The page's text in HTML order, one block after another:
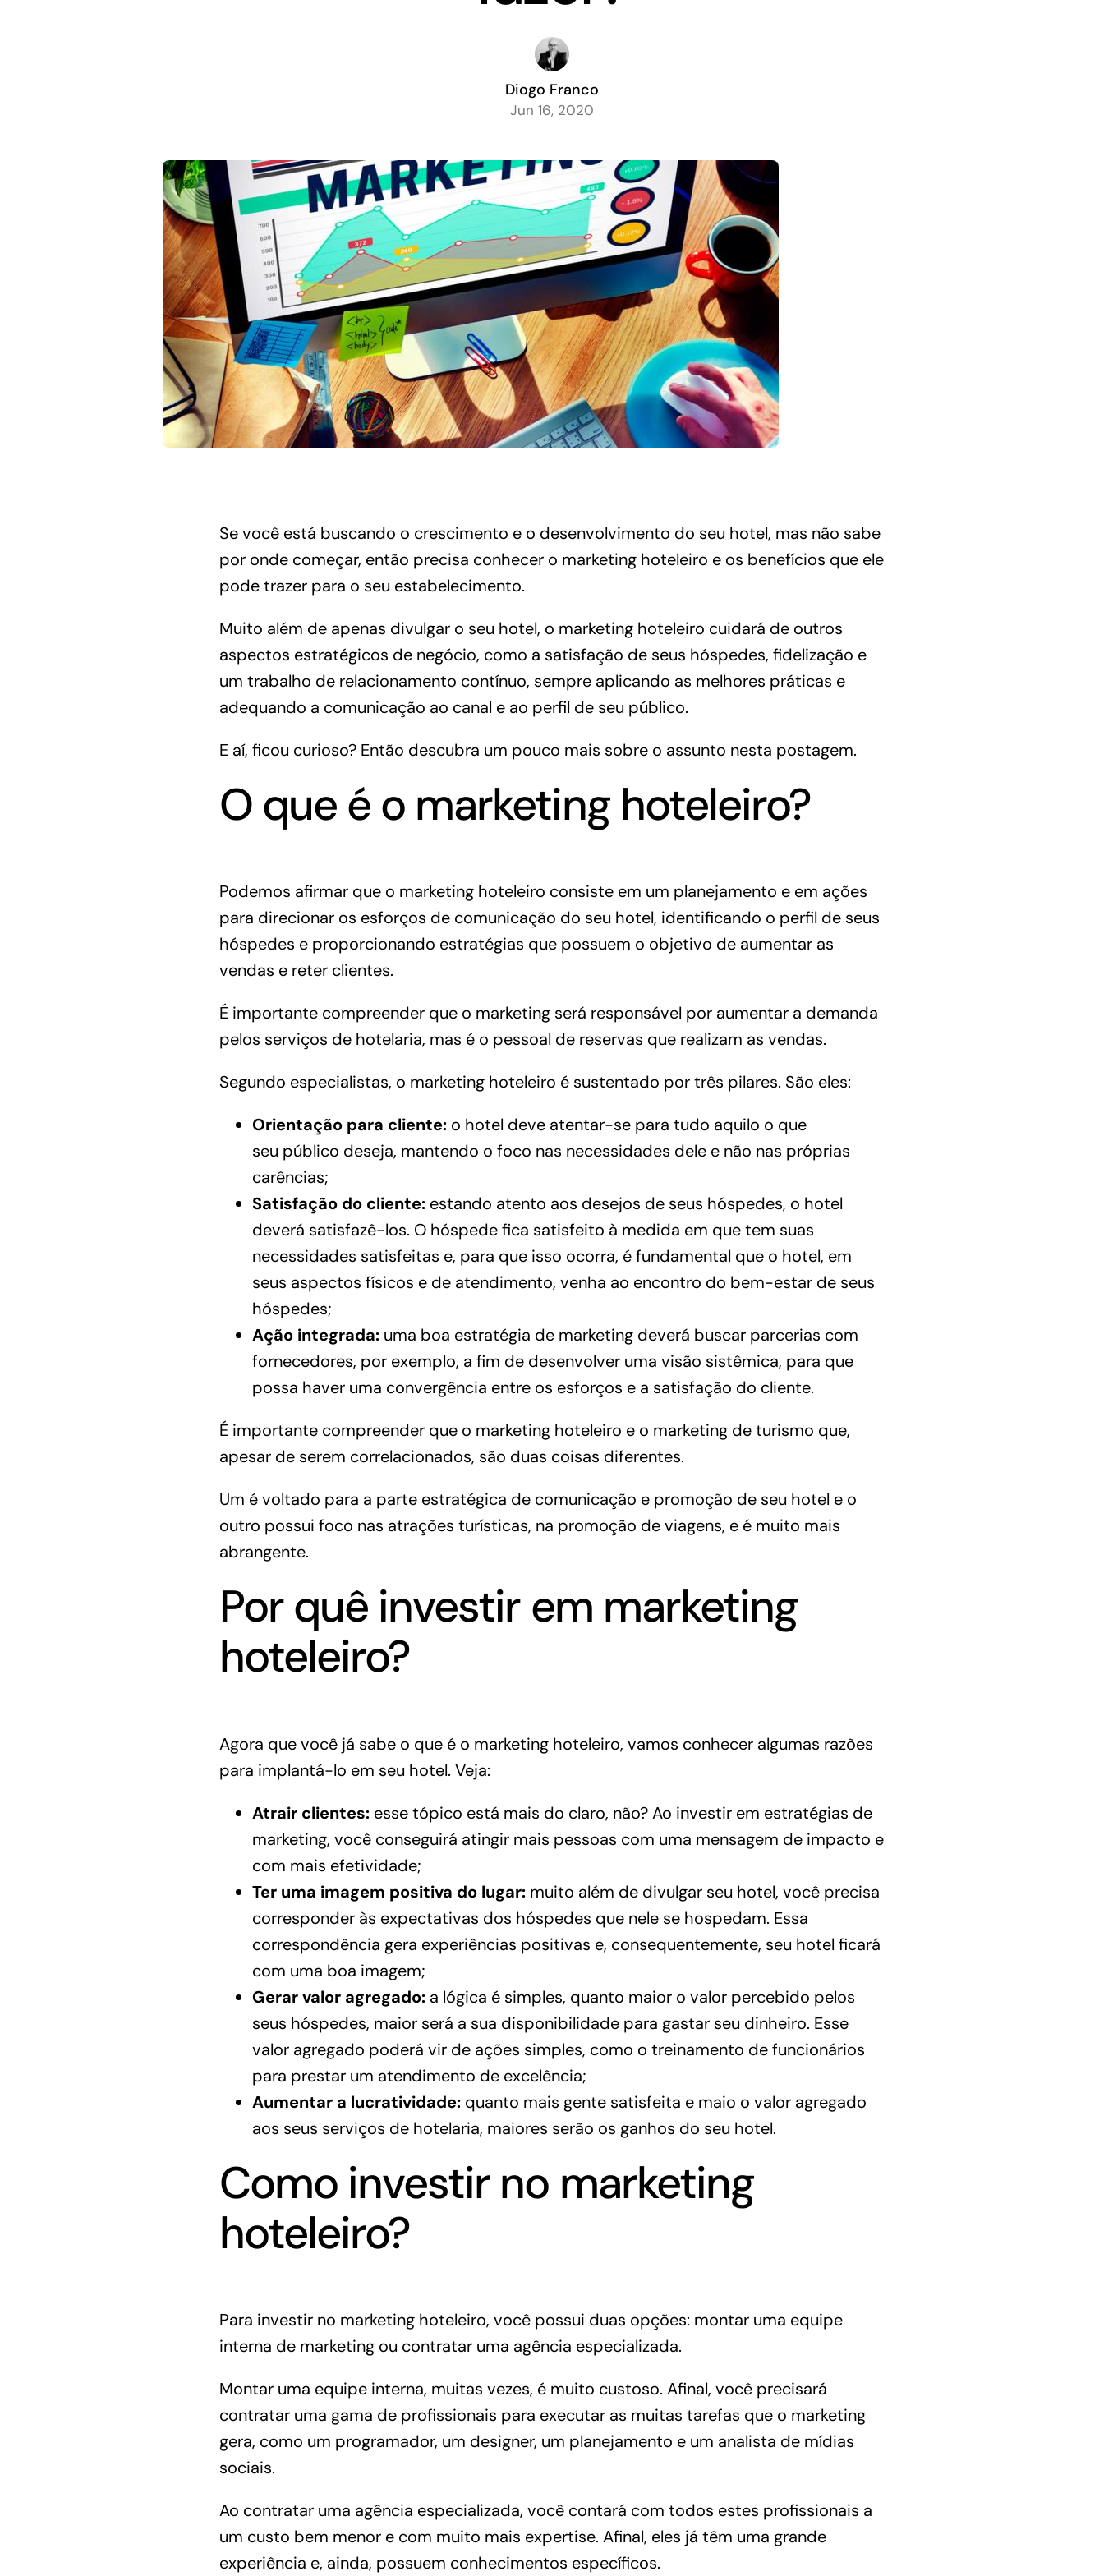
Diogo Franco
Jun 16, 2020
Se você está buscando o crescimento e o desenvolvimento do seu hotel, mas não sabe
por onde começar, então precisa conhecer o marketing hoteleiro e os benefícios que ele
pode trazer para o seu estabelecimento.
Muito além de apenas divulgar o seu hotel, o marketing hoteleiro cuidará de outros
aspectos estratégicos de negócio, como a satisfação de seus hóspedes, fidelização e
um trabalho de relacionamento contínuo, sempre aplicando as melhores práticas e
adequando a comunicação ao canal e ao perfil de seu público.
E aí, ficou curioso? Então descubra um pouco mais sobre o assunto nesta postagem.
O que é o marketing hoteleiro?
Podemos afirmar que o marketing hoteleiro consiste em um planejamento e em ações
para direcionar os esforços de comunicação do seu hotel, identificando o perfil de seus
hóspedes e proporcionando estratégias que possuem o objetivo de aumentar as
vendas e reter clientes.
É importante compreender que o marketing será responsável por aumentar a demanda
pelos serviços de hotelaria, mas é o pessoal de reservas que realizam as vendas.
Segundo especialistas, o marketing hoteleiro é sustentado por três pilares. São eles:
Orientação para cliente:o hotel deve atentar-se para tudo aquilo o que
seu público deseja, mantendo o foco nas necessidades dele e não nas próprias
carências;
Satisfação do cliente:estando atento aos desejos de seus hóspedes, o hotel
deverá satisfazê-los. O hóspede fica satisfeito à medida em que tem suas
necessidades satisfeitas e, para que isso ocorra, é fundamental que o hotel, em
seus aspectos físicos e de atendimento, venha ao encontro do bem-estar de seus
hóspedes;
Ação integrada:uma boa estratégia de marketing deverá buscar parcerias com
fornecedores, por exemplo, a fim de desenvolver uma visão sistêmica, para que
possa haver uma convergência entre os esforços e a satisfação do cliente.
É importante compreender que o marketing hoteleiro e o marketing de turismo que,
apesar de serem correlacionados, são duas coisas diferentes.
Um é voltado para a parte estratégica de comunicação e promoção de seu hotel e o
outro possui foco nas atrações turísticas, na promoção de viagens, e é muito mais
abrangente.
Por quê investir em marketing
hoteleiro?
Agora que você já sabe o que é o marketing hoteleiro, vamos conhecer algumas razões
para implantá-lo em seu hotel. Veja:
Atrair clientes:esse tópico está mais do claro, não? Ao investir em estratégias de
marketing, você conseguirá atingir mais pessoas com uma mensagem de impacto e
com mais efetividade;
Ter uma imagem positiva do lugar: muito além de divulgar seu hotel, você precisa
corresponder às expectativas dos hóspedes que nele se hospedam. Essa
correspondência gera experiências positivas e, consequentemente, seu hotel ficará
com uma boa imagem;
Gerar valor agregado: a lógica é simples, quanto maior o valor percebido pelos
seus hóspedes, maior será a sua disponibilidade para gastar seu dinheiro. Esse
valor agregado poderá vir de ações simples, como o treinamento de funcionários
para prestar um atendimento de excelência;
Aumentar a lucratividade:quanto mais gente satisfeita e maio o valor agregado
aos seus serviços de hotelaria, maiores serão os ganhos do seu hotel.
Como investir no marketing
hoteleiro?
Para investir no marketing hoteleiro, você possui duas opções: montar uma equipe
interna de marketing ou contratar uma agência especializada.
Montar uma equipe interna, muitas vezes, é muito custoso. Afinal, você precisará
contratar uma gama de profissionais para executar as muitas tarefas que o marketing
gera, como um programador, um designer, um planejamento e um analista de mídias
sociais.
Ao contratar uma agência especializada, você contará com todos estes profissionais a
um custo bem menor e com muito mais expertise. Afinal, eles já têm uma grande
experiência e, ainda, possuem conhecimentos específicos.